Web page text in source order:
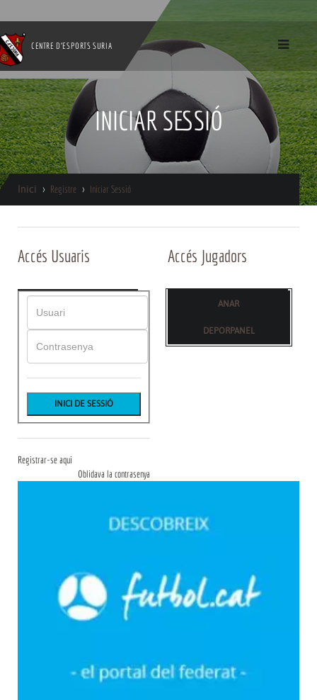
CENTRE D'ESPORTS SURIA
INICIAR SESSIÓ
Inici Registre Iniciar Sessió
Accés Usuaris
Registrar-se aqui
Oblidava la contrasenya
Accés Jugadors
ANAR
DEPORPANEL